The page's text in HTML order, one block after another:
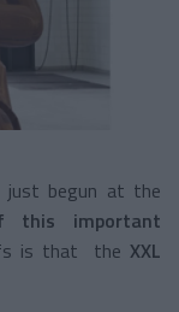
begun at the
this important
is that the XXL